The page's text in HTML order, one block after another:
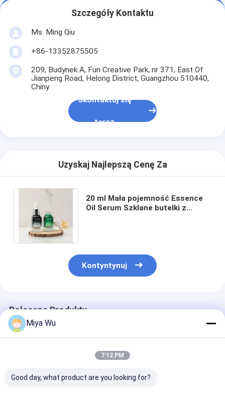
Szczegóły Kontaktu
Ms. Ming Qiu
+86-13352875505
209, Budynek A, Fun Creative Park, nr 371, East Of
Jianpeng Road, Helong District, Guangzhou 510440,
Chiny
Skontaktuj się
teraz
Uzyskaj Najlepszą Cenę Za
20 ml Mała pojemność Essence
Oil Serum Szklane butelki z
Kontyntynuj
Polecane Produkty
Miya Wu
7:12 PM
Good day, what product are you looking for?